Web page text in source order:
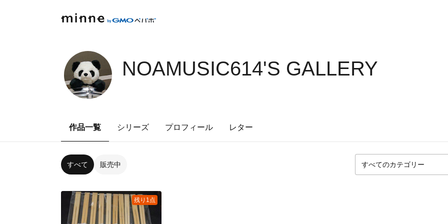
NOAMUSIC614'S GALLERY
作品一覧 シリーズ プロフィール レター
すべて 販売中
残り1点